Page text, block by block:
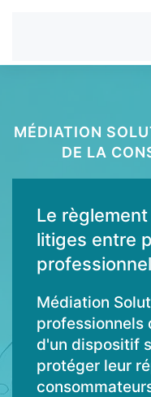
MÉDIATION
DE LA
Le
litiges entre
Médiation
professionnels
d'un dispositif
protéger leur